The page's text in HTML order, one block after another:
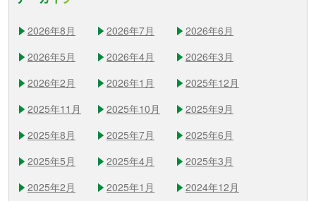
2026年8月 2026年7月
2026年6月
2026年5月
2026年4月
2026年3月
2026年2月
2026年1月
2025年12月
2025年11月
2025年10月
2025年9月
2025年8月
2025年7月
2025年6月
2025年5月
2025年4月
2025年3月
2025年2月
2025年1月
2024年12月